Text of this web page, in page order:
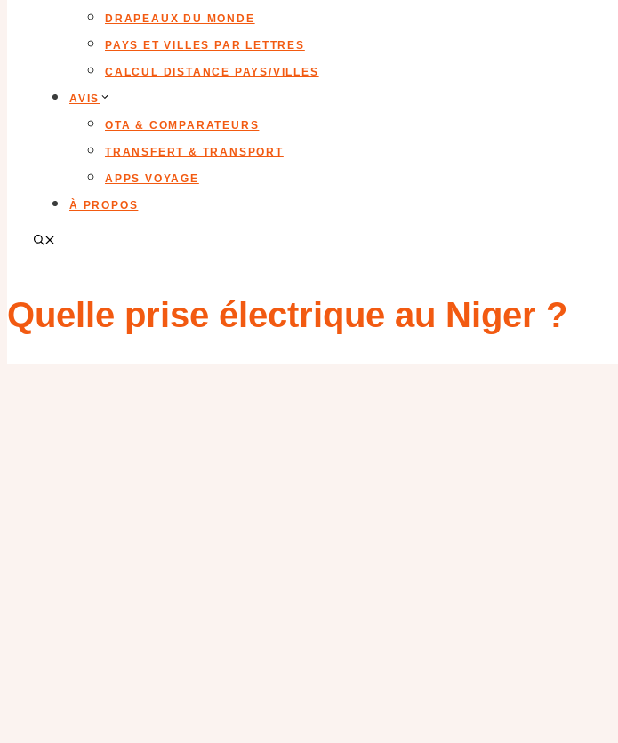
DRAPEAUX DU MONDE
PAYS ET VILLES PAR LETTRES
CALCUL DISTANCE PAYS/VILLES
AVIS
OTA & COMPARATEURS
TRANSFERT & TRANSPORT
APPS VOYAGE
À PROPOS
Quelle prise électrique au Niger ?